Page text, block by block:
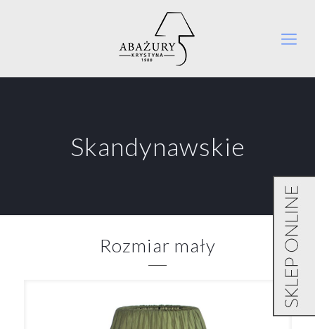
Skandynawskie
Rozmiar mały